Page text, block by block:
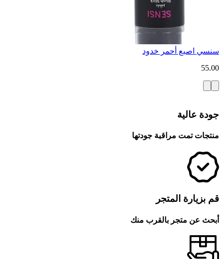
سنسي اصبع أحمر خدود
55.00
جودة عالية
منتجات تمت مراقبة جودتها
قم بزيارة المتجر
أبحث عن متجر بالقرب منك